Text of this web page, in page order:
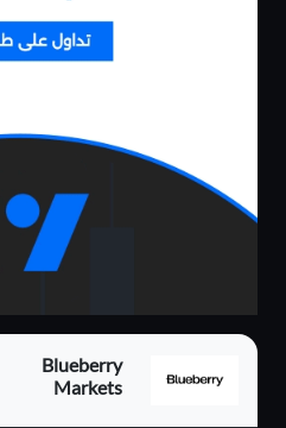
Blueberry
Markets